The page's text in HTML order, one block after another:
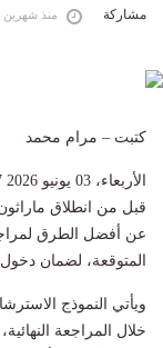
مشاركة منذ شهرين
كتبت – مرام محمد
الأربعاء، 03 يونيو 2026 10:27 ص
قبل من انطلاق
عن أفضل الطرق
المتوقعة، لضمان
ويأتي النموذج
خلال المراجعة